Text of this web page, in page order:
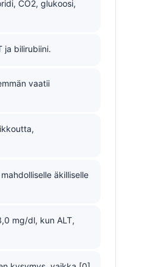
CO2, glukoosi,
ja bilirubiini.
vaatii
äkilliselle
mg/dl, kun ALT,